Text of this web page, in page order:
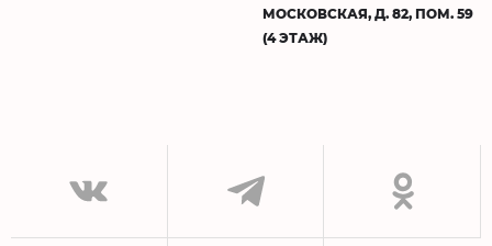
МОСКОВСКАЯ, Д. 82, ПОМ. 59
(4 ЭТАЖ)